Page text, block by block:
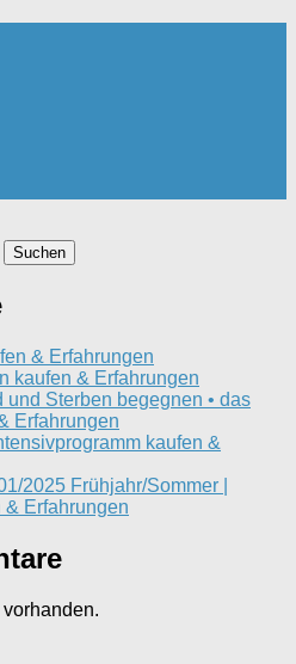
Suchen
& Erfahrungen
kaufen & Erfahrungen
und Sterben begegnen • das
Erfahrungen
kaufen &
2025 Frühjahr/Sommer |
& Erfahrungen